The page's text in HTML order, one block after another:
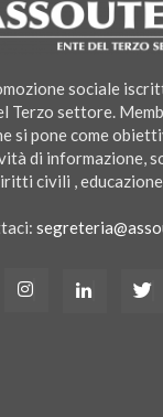
sociale
Terzo settore.
si pone come
di informazione,
civili ,